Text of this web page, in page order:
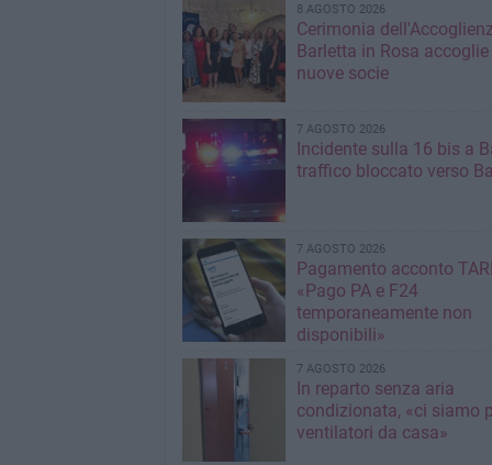
8 AGOSTO 2026
Cerimonia
Barletta in Rosa accoglie
nuove socie
7 AGOSTO 2026
Incidente sulla 16 bis a
traffico bloccato verso
7 AGOSTO 2026
Pagamento acconto
«Pago PA e F24
temporaneamente non
disponibili»
7 AGOSTO 2026
In reparto senza aria
condizionata, «ci siamo
ventilatori da casa»